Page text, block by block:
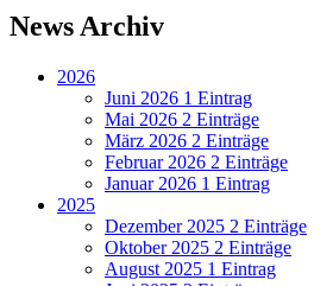
News Archiv
2026
Juni 2026 1 Eintrag
Mai 2026 2 Einträge
März 2026 2 Einträge
Februar 2026 2 Einträge
Januar 2026 1 Eintrag
2025
Dezember 2025 2 Einträge
Oktober 2025 2 Einträge
August 2025 1 Eintrag